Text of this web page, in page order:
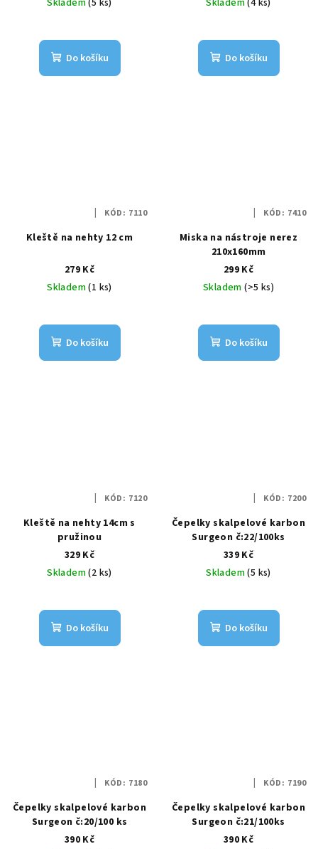
Do košíku Do košíku
Kleště na nehty 12 cm
279 Kč
Skladem(1 ks)
Do košíku
KÓD: 7110
Miska na nástroje nerez
210x160mm
299 Kč
Skladem(>5 ks)
Do košíku
KÓD: 7410
Kleště na nehty 14cm s
pružinou
329 Kč
Skladem(2 ks)
Do košíku
KÓD: 7120
Čepelky skalpelové karbon
Surgeon č:22/100ks
339 Kč
Skladem(5 ks)
Do košíku
KÓD: 7200
Čepelky skalpelové karbon
Surgeon č:20/100 ks
390 Kč
KÓD: 7180
Čepelky skalpelové karbon
Surgeon č:21/100ks
390 Kč
KÓD: 7190